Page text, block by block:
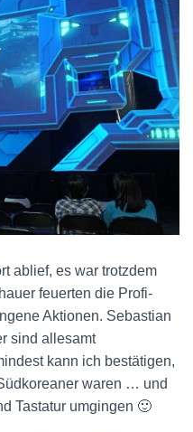
ablief, es war trotzdem
feuerten die Profi-
Aktionen. Sebastian
sind allesamt
kann ich bestätigen,
waren … und
Tastatur umgingen 🙂